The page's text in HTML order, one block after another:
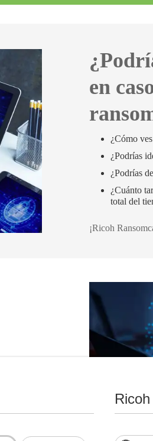
en
¿Cómo
¿Podrías
¿Podrías
¿Cuánto
total del
¡Ricoh
reactiva
se
el